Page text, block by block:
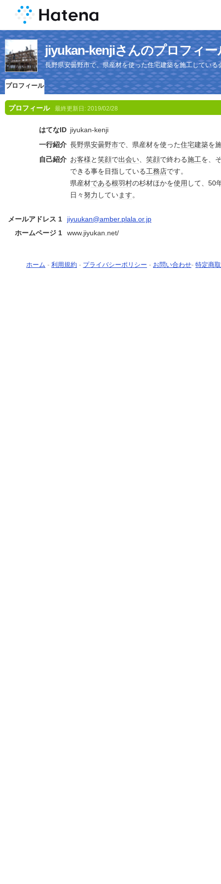
jiyukan-kenjiさんのプロフィー
長野県安曇野市で、県産材を使った住宅建築を施工している
プロフィール
プロフィール 最終更新日: 2019/02/28
はてなID jiyukan-kenji
一行紹介 長野県安曇野市で、県産材を使った住宅建築を
自己紹介 お客様と笑顔で出会い、 笑顔で終わる施工を、
できる事を目指している工務店です。
県産材である根羽村の杉材ほかを使用 して、50
日々 努力 しています。
メールアドレス 1
jiyuukan@amber.plala.or.jp
ホームページ 1
www.jiyukan.net/
ホーム - 利用規約 - プライバシーポリシー - お問い合わせ- 特定商